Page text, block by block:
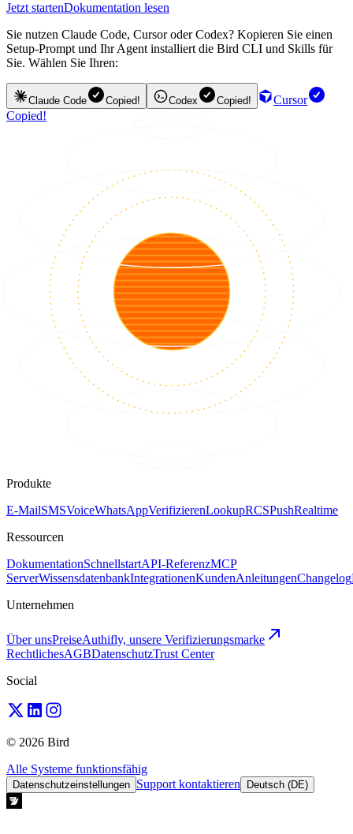
Jetzt startenDokumentation lesen
Sie nutzen Claude Code, Cursor oder Codex? Kopieren Sie einen
Setup-Prompt und Ihr Agent installiert die Bird CLI und Skills für
Sie. Wählen Sie Ihren:
Claude Code Copied! Codex Copied!
Cursor
Copied!
Produkte
E-MailSMSVoiceWhatsAppVerifizierenLookupRCSPushRealtime
Ressourcen
DokumentationSchnellstartAPI-ReferenzMCP
ServerWissensdatenbankIntegrationenKundenAnleitungenChangelog
Unternehmen
Über unsPreiseAuthifly, unsere Verifizierungsmarke
RechtlichesAGBDatenschutzTrust Center
Social
© 2026 Bird
Alle Systeme funktionsfähig
Datenschutzeinstellungen Support kontaktieren Deutsch (DE)